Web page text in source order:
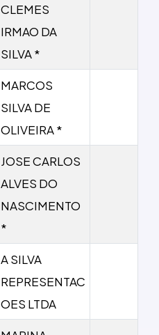
CLEMES
IRMAO DA
SILVA *
MARCOS
SILVA DE
OLIVEIRA *
JOSE CARLOS
ALVES DO
NASCIMENTO
*
A SILVA
REPRESENTAC
OES LTDA